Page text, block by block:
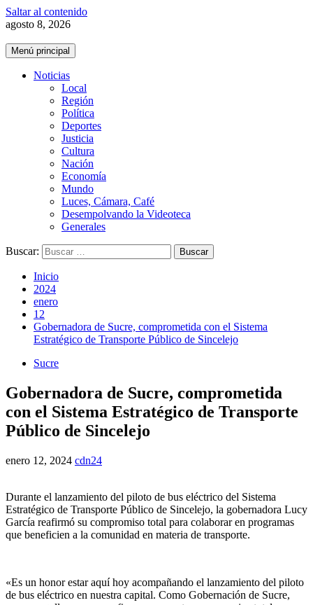
Saltar al contenido
agosto 8, 2026
Menú principal
Noticias
Local
Región
Política
Deportes
Justicia
Cultura
Nación
Economía
Mundo
Luces, Cámara, Café
Desempolvando la Videoteca
Generales
Buscar:
Inicio
2024
enero
12
Gobernadora de Sucre, comprometida con el Sistema
Estratégico de Transporte Público de Sincelejo
Sucre
Gobernadora de Sucre, comprometida
con el Sistema Estratégico de Transporte
Público de Sincelejo
enero 12, 2024 cdn24
Durante el lanzamiento del piloto de bus eléctrico del Sistema
Estratégico de Transporte Público de Sincelejo, la gobernadora Lucy
García reafirmó su compromiso total para colaborar en programas
que beneficien a la comunidad en materia de transporte.
«Es un honor estar aquí hoy acompañando el lanzamiento del piloto
de bus eléctrico en nuestra capital. Como Gobernación de Sucre,